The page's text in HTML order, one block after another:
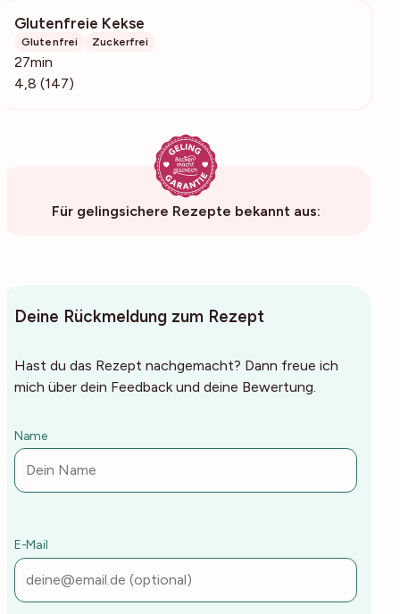
Glutenfreie Kekse
Glutenfrei Zuckerfrei
27min
4,8 (147)
Für gelingsichere Rezepte bekannt aus:
Deine Rückmeldung zum Rezept
Hast du das Rezept nachgemacht? Dann freue ich
mich über dein Feedback und deine Bewertung.
Name
E-Mail